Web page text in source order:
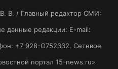
B. / Главный редактор СМИ:
данные редакции: E-mail:
+7 928-O752332. Сетевое
портал 15-news.ru»